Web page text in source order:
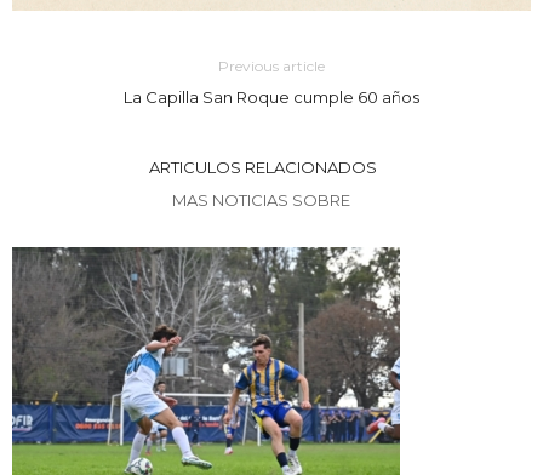
Previous article
La Capilla San Roque cumple 60 años
ARTICULOS RELACIONADOS
MAS NOTICIAS SOBRE